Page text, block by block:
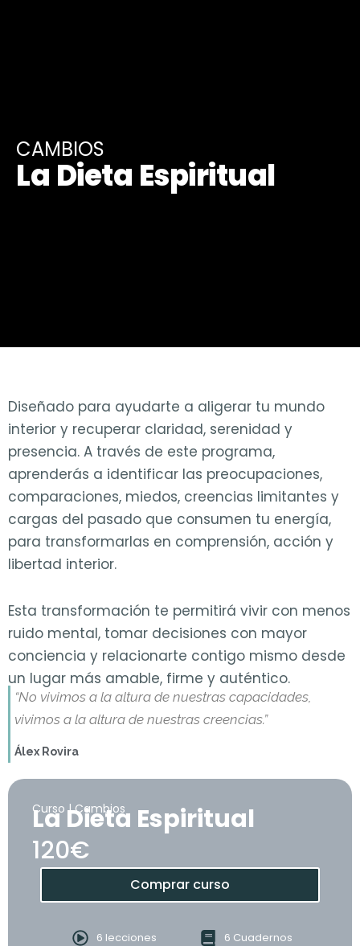
CAMBIOS
La Dieta Espiritual
Diseñado para ayudarte a aligerar tu mundo
interior y recuperar claridad, serenidad y
presencia. A través de este programa,
aprenderás a identificar las preocupaciones,
comparaciones, miedos, creencias limitantes y
cargas del pasado que consumen tu energía,
para transformarlas en comprensión, acción y
libertad interior.
Esta transformación te permitirá vivir con menos
ruido mental, tomar decisiones con mayor
conciencia y relacionarte contigo mismo desde
un lugar más amable, firme y auténtico.
“No vivimos a la altura de nuestras capacidades,
vivimos a la altura de nuestras creencias.”
Álex Rovira
Curso | Cambios
La Dieta Espiritual
120€
Comprar curso
6 lecciones 6 Cuadernos